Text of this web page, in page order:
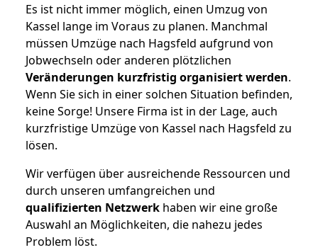
Es ist nicht immer möglich, einen Umzug von
Kassel lange im Voraus zu planen. Manchmal
müssen Umzüge nach Hagsfeld aufgrund von
Jobwechseln oder anderen plötzlichen
Veränderungen kurzfristig organisiert werden.
Wenn Sie sich in einer solchen Situation befinden,
keine Sorge! Unsere Firma ist in der Lage, auch
kurzfristige Umzüge von Kassel nach Hagsfeld zu
lösen.
Wir verfügen über ausreichende Ressourcen und
durch unseren umfangreichen und
qualifizierten Netzwerk haben wir eine große
Auswahl an Möglichkeiten, die nahezu jedes
Problem löst.